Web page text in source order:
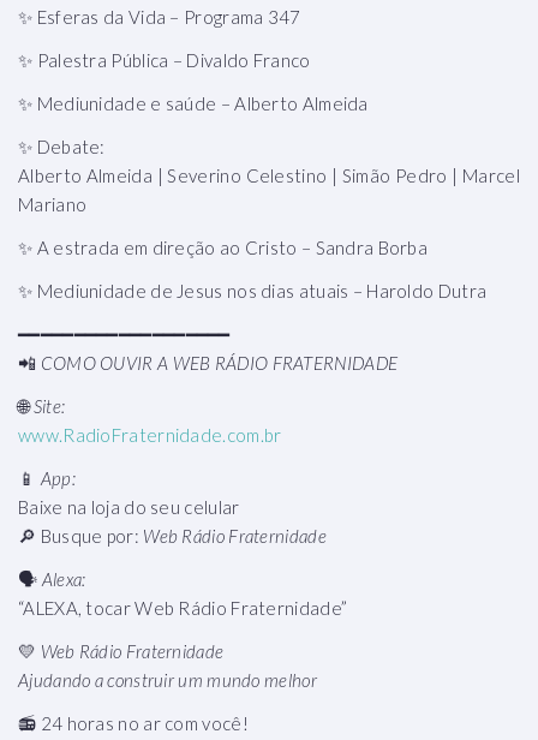
✨ Esferas da Vida – Programa 347
✨ Palestra Pública – Divaldo Franco
✨ Mediunidade e saúde – Alberto Almeida
✨ Debate:
Alberto Almeida | Severino Celestino | Simão Pedro | Marcel
Mariano
✨ A estrada em direção ao Cristo – Sandra Borba
✨ Mediunidade de Jesus nos dias atuais – Haroldo Dutra
━━━━━━━━━━━━━━━━━━━
📲 COMO OUVIR A WEB RÁDIO FRATERNIDADE
🌐Site:
www.RadioFraternidade.com.br
📱 App:
Baixe na loja do seu celular
🔎 Busque por: Web Rádio Fraternidade
🗣️ Alexa:
“ALEXA, tocar Web Rádio Fraternidade”
💛 Web Rádio Fraternidade
Ajudando a construir um mundo melhor
📻 24 horas no ar com você!